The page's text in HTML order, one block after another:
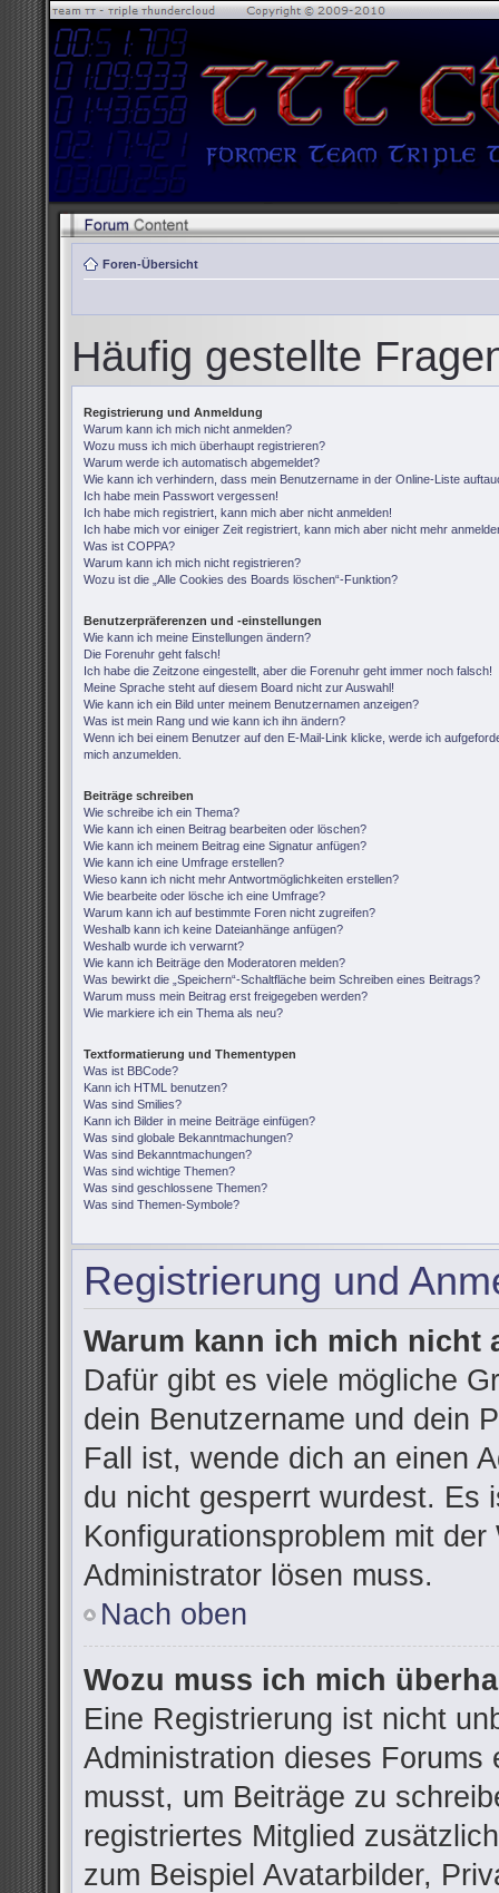
Foren-Übersicht
Häufig gestellte
Registrierung und Anmeldung
Warum kann ich mich nicht anmelden?
Wozu muss ich mich überhaupt registrieren?
Warum werde ich automatisch abgemeldet?
Wie kann ich verhindern, dass mein Benutzername in der Online-Liste
Ich habe mein Passwort vergessen!
Ich habe mich registriert, kann mich aber nicht anmelden!
Ich habe mich vor einiger Zeit registriert, kann mich aber nicht mehr
Was ist COPPA?
Warum kann ich mich nicht registrieren?
Wozu ist die „Alle Cookies des Boards löschen“-Funktion?
Benutzerpräferenzen und -einstellungen
Wie kann ich meine Einstellungen ändern?
Die Forenuhr geht falsch!
Ich habe die Zeitzone eingestellt, aber die Forenuhr geht immer noch falsch!
Meine Sprache steht auf diesem Board nicht zur Auswahl!
Wie kann ich ein Bild unter meinem Benutzernamen anzeigen?
Was ist mein Rang und wie kann ich ihn ändern?
Wenn ich bei einem Benutzer auf den E-Mail-Link klicke, werde ich
mich anzumelden.
Beiträge schreiben
Wie schreibe ich ein Thema?
Wie kann ich einen Beitrag bearbeiten oder löschen?
Wie kann ich meinem Beitrag eine Signatur anfügen?
Wie kann ich eine Umfrage erstellen?
Wieso kann ich nicht mehr Antwortmöglichkeiten erstellen?
Wie bearbeite oder lösche ich eine Umfrage?
Warum kann ich auf bestimmte Foren nicht zugreifen?
Weshalb kann ich keine Dateianhänge anfügen?
Weshalb wurde ich verwarnt?
Wie kann ich Beiträge den Moderatoren melden?
Was bewirkt die „Speichern“-Schaltfläche beim Schreiben eines Beitrags?
Warum muss mein Beitrag erst freigegeben werden?
Wie markiere ich ein Thema als neu?
Textformatierung und Thementypen
Was ist BBCode?
Kann ich HTML benutzen?
Was sind Smilies?
Kann ich Bilder in meine Beiträge einfügen?
Was sind globale Bekanntmachungen?
Was sind Bekanntmachungen?
Was sind wichtige Themen?
Was sind geschlossene Themen?
Was sind Themen-Symbole?
Registrierung und
Warum kann ich mich nicht
Dafür gibt es viele mögliche
dein Benutzername und dein
Fall ist, wende dich an einen
du nicht gesperrt wurdest. Es
Konfigurationsproblem mit
Administrator lösen muss.
Nach oben
Wozu muss ich mich
Eine Registrierung ist nicht
Administration dieses
musst, um Beiträge zu
registriertes Mitglied
zum Beispiel Avatarbilder,